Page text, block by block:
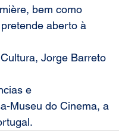
, bem como
aberto à
Jorge Barreto
e
Museu do Cinema, a